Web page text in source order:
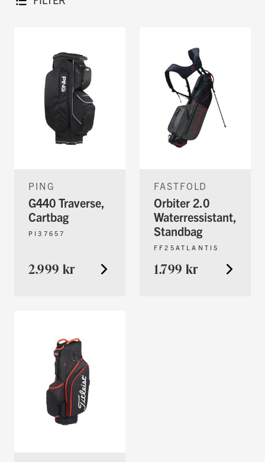
PING
G440 Traverse,
Cartbag
PI37657
2.999 kr
FASTFOLD
Orbiter 2.0
Waterressistant,
Standbag
FF25ATLANTIS
1.799 kr